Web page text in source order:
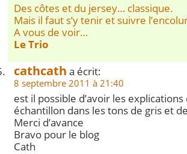
Des côtes et du jersey… classique.
Mais il faut s’y tenir et suivre
A vous de voir…
Le Trio
cathcath a écrit:
8 septembre 2011 à 21:40
est il possible d’avoir les
échantillon dans les tons de gris et
Merci d’avance
Bravo pour le blog
Cath